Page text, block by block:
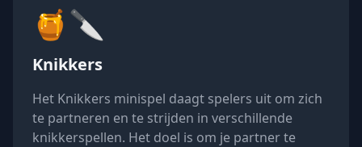
🍯🔪
Knikkers
Het Knikkers minispel daagt spelers uit om zich
te partneren en te strijden in verschillende
knikkerspellen. Het doel is om je partner te